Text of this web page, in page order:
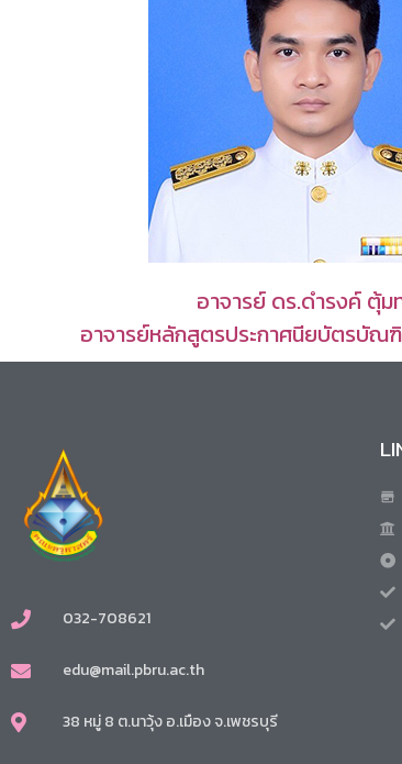
อาจารย์ ดร.ดำรงค์ ตุ้ม
อาจารย์หลักสูตรประกาศนียบัตรบัณ
032-708621
edu@mail.pbru.ac.th
38 หมู่ 8 ต.นาวุ้ง อ.เมือง จ.เพชรบุรี